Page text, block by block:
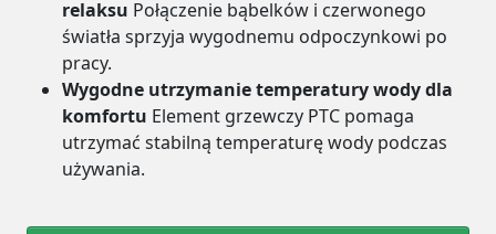
relaksu Połączenie bąbelków i czerwonego
światła sprzyja wygodnemu odpoczynkowi po
pracy.
Wygodne utrzymanie temperatury wody dla
komfortu Element grzewczy PTC pomaga
utrzymać stabilną temperaturę wody podczas
używania.